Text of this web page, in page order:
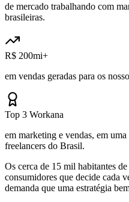
de mercado trabalhando com
brasileiras.
R$ 200mi+
em vendas geradas para os
Top 3 Workana
em marketing e vendas, em
freelancers do Brasil.
Os cerca de 15 mil habitantes
consumidores que decide cada
demanda que uma estratégia